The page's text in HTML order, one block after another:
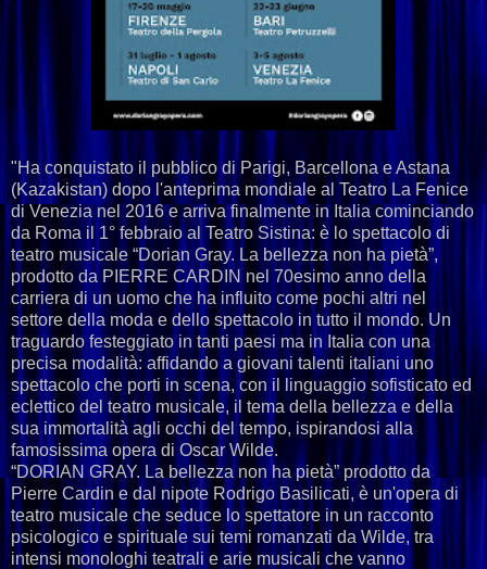
"Ha conquistato il pubblico di Parigi, Barcellona e Astana
(Kazakistan) dopo l'anteprima mondiale al Teatro La Fenice
di Venezia nel 2016 e arriva finalmente in Italia cominciando
da Roma il 1° febbraio al Teatro Sistina: è lo spettacolo di
teatro musicale “Dorian Gray. La bellezza non ha pietà”,
prodotto da PIERRE CARDIN nel 70esimo anno della
carriera di un uomo che ha influito come pochi altri nel
settore della moda e dello spettacolo in tutto il mondo. Un
traguardo festeggiato in tanti paesi ma in Italia con una
precisa modalità: affidando a giovani talenti italiani uno
spettacolo che porti in scena, con il linguaggio sofisticato ed
eclettico del teatro musicale, il tema della bellezza e della
sua immortalità agli occhi del tempo, ispirandosi alla
famosissima opera di Oscar Wilde.
“DORIAN GRAY. La bellezza non ha pietà” prodotto da
Pierre Cardin e dal nipote Rodrigo Basilicati, è un'opera di
teatro musicale che seduce lo spettatore in un racconto
psicologico e spirituale sui temi romanzati da Wilde, tra
intensi monologhi teatrali e arie musicali che vanno